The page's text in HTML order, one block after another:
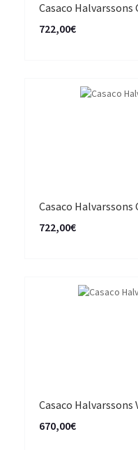
Casaco Halvarssons
722,00€
Casaco Halvarssons
722,00€
Casaco
670,00€